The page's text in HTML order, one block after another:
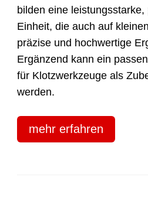
bilden eine leistungsstarke,
Einheit, die auch auf
präzise und hochwertige
Ergänzend kann ein
für Klotzwerkzeuge als
werden.
mehr erfahren